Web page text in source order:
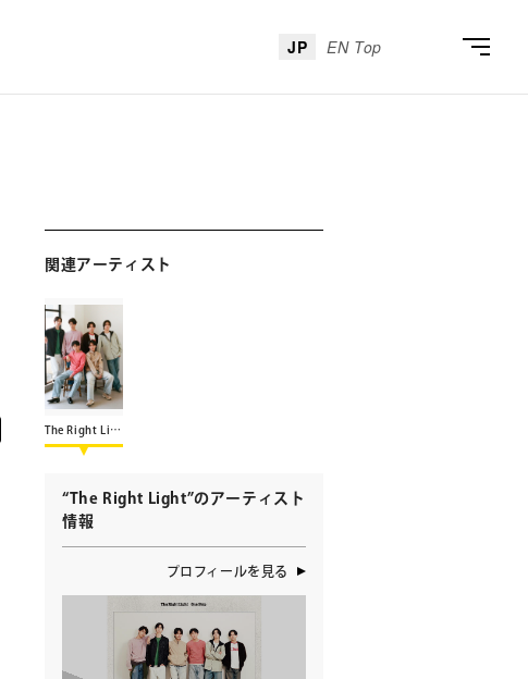
JP EN Top
関連アーティスト
The Right Light
“The Right Light”のアーティスト
情報
プロフィールを見る